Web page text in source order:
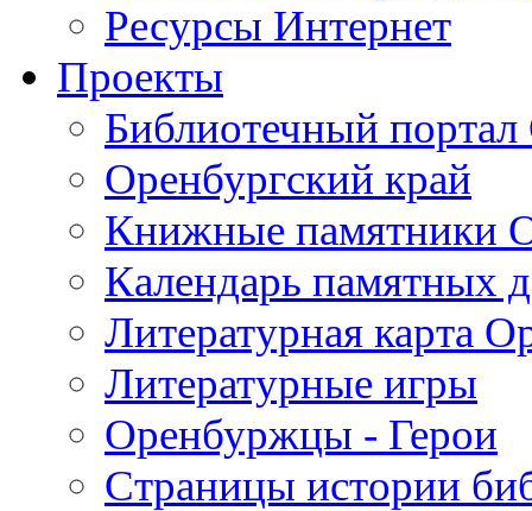
Ресурсы Интернет
Проекты
Библиотечный портал
Оренбургский край
Книжные памятники
Календарь памятных
Литературная карта
Литературные игры
Оренбуржцы - Герои
Страницы истории